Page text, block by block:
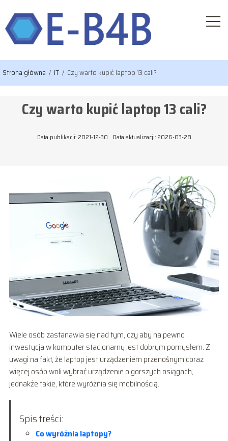
Strona główna / IT / Czy warto kupić laptop 13 cali?
Czy warto kupić laptop 13 cali?
Data publikacji: 2021-12-30 Data aktualizacji: 2026-03-28
Wiele osób zastanawia się nad tym, czy aby na pewno
inwestycja w komputer stacjonarny jest dobrym pomysłem. Z
uwagi na fakt, że laptop jest urządzeniem przenośnym coraz
więcej osób woli wybrać urządzenie o gorszych osiągach,
jednakże takie, które wyróżnia się mobilnością.
Spis treści:
Co wyróżnia laptopy?